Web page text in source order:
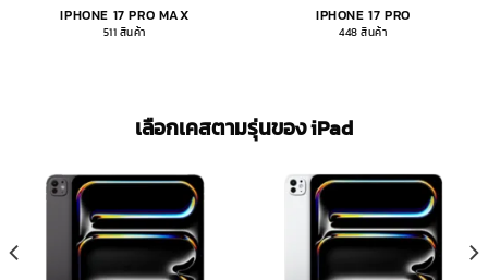
IPHONE 17 PRO MAX
511 สินค้า
IPHONE 17 PRO
448 สินค้า
เลือกเคสตามรุ่นของ iPad​